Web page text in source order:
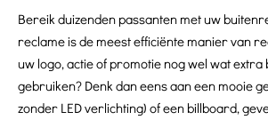
Bereik duizenden passanten met uw
reclame is de meest efficiënte manier van
uw logo, actie of promotie nog wel wat extra
gebruiken? Denk dan eens aan een mooie
zonder LED verlichting) of een billboard,